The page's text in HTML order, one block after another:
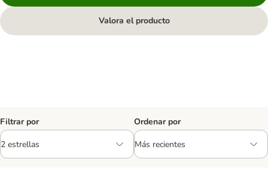
Valora el producto
Filtrar por Ordenar por